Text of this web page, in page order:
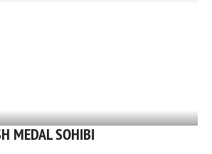
MEDAL SOHIBI